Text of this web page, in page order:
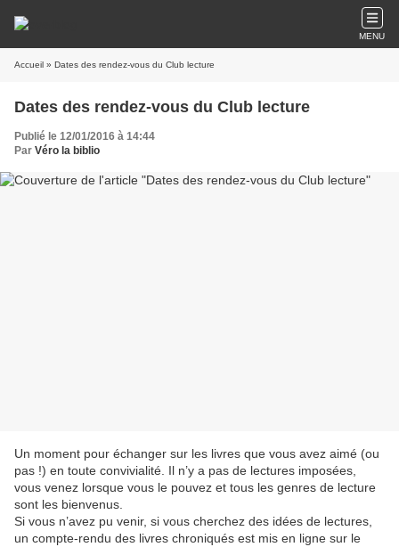
MENU
Accueil » Dates des rendez-vous du Club lecture
Dates des rendez-vous du Club lecture
Publié le 12/01/2016 à 14:44
Par Véro la biblio
Un moment pour échanger sur les livres que vous avez aimé (ou
pas !) en toute convivialité. Il n’y a pas de lectures imposées,
vous venez lorsque vous le pouvez et tous les genres de lecture
sont les bienvenus.
Si vous n’avez pu venir, si vous cherchez des idées de lectures,
un compte-rendu des livres chroniqués est mis en ligne sur le